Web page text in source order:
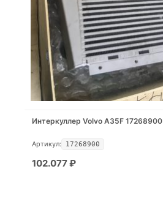
Интеркуллер Volvo A35F 17268900
Артикул: 17268900
102.077₽